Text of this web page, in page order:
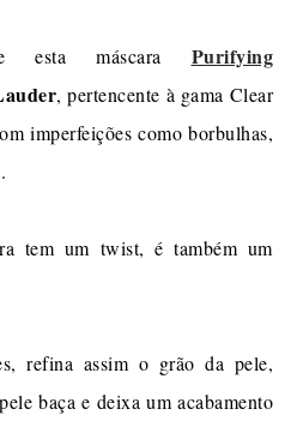
esta máscara Purifying
, pertencente à gama Clear
imperfeições como borbulhas,
tem um twist, é também um
refina assim o grão da pele,
baça e deixa um acabamento